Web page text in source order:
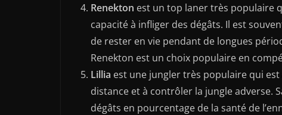
Renekton est un top laner très populaire
capacité à infliger des dégâts. Il est
de rester en vie pendant de longues
Renekton est un choix populaire en
Lillia est une jungler très populaire qui
distance et à contrôler la jungle adverse.
dégâts en pourcentage de la santé de